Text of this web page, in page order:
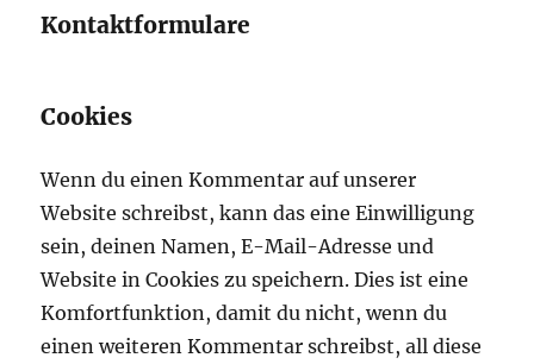
Kontaktformulare
Cookies
Wenn du einen Kommentar auf unserer
Website schreibst, kann das eine Einwilligung
sein, deinen Namen, E-Mail-Adresse und
Website in Cookies zu speichern. Dies ist eine
Komfortfunktion, damit du nicht, wenn du
einen weiteren Kommentar schreibst, all diese